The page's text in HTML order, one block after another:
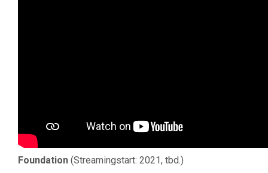
Foundation (Streamingstart: 2021, tbd.)